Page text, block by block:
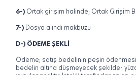
6-)Ortak girişim halinde; Ortak Girişim
7-) Dosya alındı makbuzu
D-) ÖDEME ŞEKLİ
Ödeme; satış bedelinin peşin
bedelin altına düşmeyecek şekilde-